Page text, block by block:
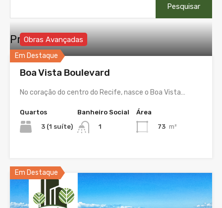
por:
Propriedades
Em Destaque
Obras Avançadas
Boa Vista Boulevard
No coração do centro do Recife, nasce o Boa Vista…
Quartos
3 (1 suíte)
Banheiro Social
1
Área
73 m²
Em Destaque